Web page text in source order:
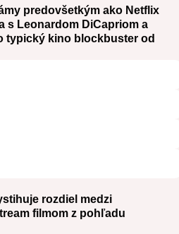
predovšetkým ako Netflix
s Leonardom DiCapriom a
typický kino blockbuster od
rozdiel medzi
filmom z pohľadu